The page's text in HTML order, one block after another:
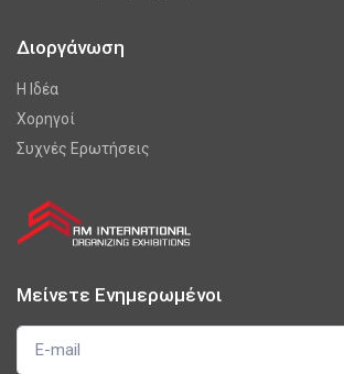
Διοργάνωση
Η Ιδέα
Χορηγοί
Συχνές Ερωτήσεις
Μείνετε Ενημερωμένοι